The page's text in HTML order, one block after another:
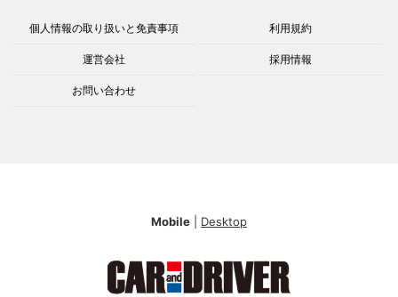
個人情報の取り扱いと免責事項 利用規約
運営会社 採用情報
お問い合わせ
Mobile Desktop